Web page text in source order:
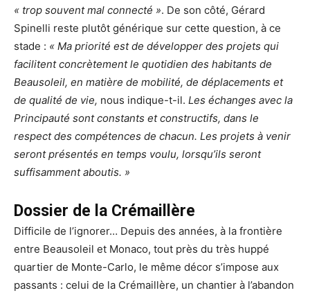
« trop souvent mal connecté ». De son côté, Gérard
Spinelli reste plutôt générique sur cette question, à ce
stade : « Ma priorité est de développer des projets qui
facilitent concrètement le quotidien des habitants de
Beausoleil, en matière de mobilité, de déplacements et
de qualité de vie, nous indique-t-il. Les échanges avec la
Principauté sont constants et constructifs, dans le
respect des compétences de chacun. Les projets à venir
seront présentés en temps voulu, lorsqu’ils seront
suffisamment aboutis. »
Dossier de la Crémaillère
Difficile de l’ignorer… Depuis des années, à la frontière
entre Beausoleil et Monaco, tout près du très huppé
quartier de Monte-Carlo, le même décor s’impose aux
passants : celui de la Crémaillère, un chantier à l’abandon